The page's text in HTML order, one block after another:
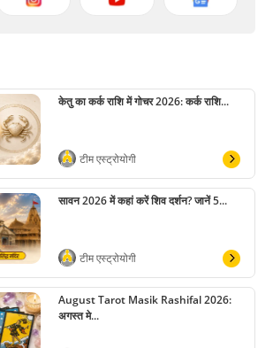
केतु का कर्क राशि में गोचर 2026: कर्क राशि...
टीम एस्ट्रोयोगी
सावन 2026 में कहां करें शिव दर्शन? जानें 5...
टीम एस्ट्रोयोगी
August Tarot Masik Rashifal 2026:
अगस्त मे...